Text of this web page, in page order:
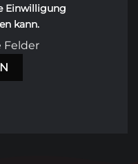
Einwilligung
kann.
Felder